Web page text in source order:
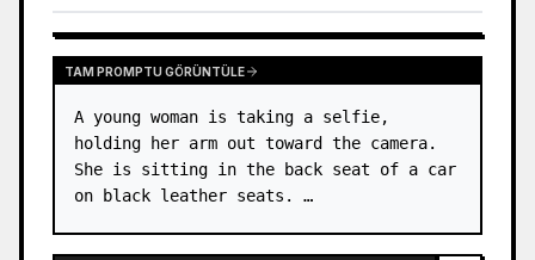
TAM PROMPTU GÖRÜNTÜLE
A young woman is taking a selfie,
holding her arm out toward the camera.
She is sitting in the back seat of a car
on black leather seats. …